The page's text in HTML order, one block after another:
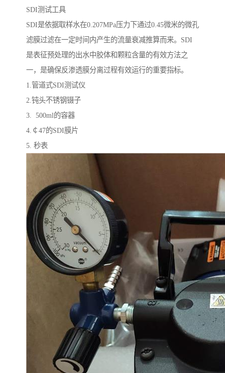
SDI测试工具
SDI是依据取样水在0.207MPa压力下通过0.45微米的微孔
滤膜过滤在一定时间内产生的流量衰减推算而来。SDI
是表征预处理的出水中胶体和颗粒含量的有效方法之
一，是确保反渗透膜分离过程有效运行的重要指标。
1.管道式SDI测试仪
2.钝头不锈钢镊子
3. 500ml的容器
4.￠47的SDI膜片
5. 秒表